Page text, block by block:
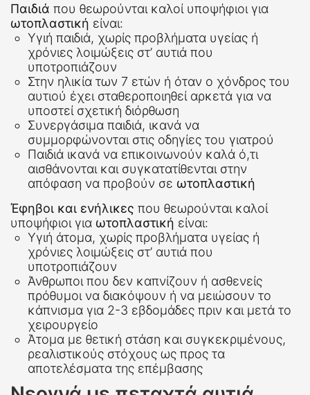
Παιδιά που θεωρούνται καλοί υποψήφιοι για
ωτοπλαστική είναι:
Υγιή παιδιά, χωρίς προβλήματα υγείας ή
χρόνιες λοιμώξεις στ’ αυτιά που
υποτροπιάζουν
Στην ηλικία των 7 ετών ή όταν ο χόνδρος του
αυτιού έχει σταθεροποιηθεί αρκετά για να
υποστεί σχετική διόρθωση
Συνεργάσιμα παιδιά, ικανά να
συμμορφώνονται στις οδηγίες του γιατρού
Παιδιά ικανά να επικοινωνούν καλά ό,τι
αισθάνονται και συγκατατίθενται στην
απόφαση να προβούν σε ωτοπλαστική
Έφηβοι και ενήλικες που θεωρούνται καλοί
υποψήφιοι για ωτοπλαστική είναι:
Υγιή άτομα, χωρίς προβλήματα υγείας ή
χρόνιες λοιμώξεις στ’ αυτιά που
υποτροπιάζουν
Άνθρωποι που δεν καπνίζουν ή ασθενείς
πρόθυμοι να διακόψουν ή να μειώσουν το
κάπνισμα για 2-3 εβδομάδες πριν και μετά το
χειρουργείο
Άτομα με θετική στάση και συγκεκριμένους,
ρεαλιστικούς στόχους ως προς τα
αποτελέσματα της επέμβασης